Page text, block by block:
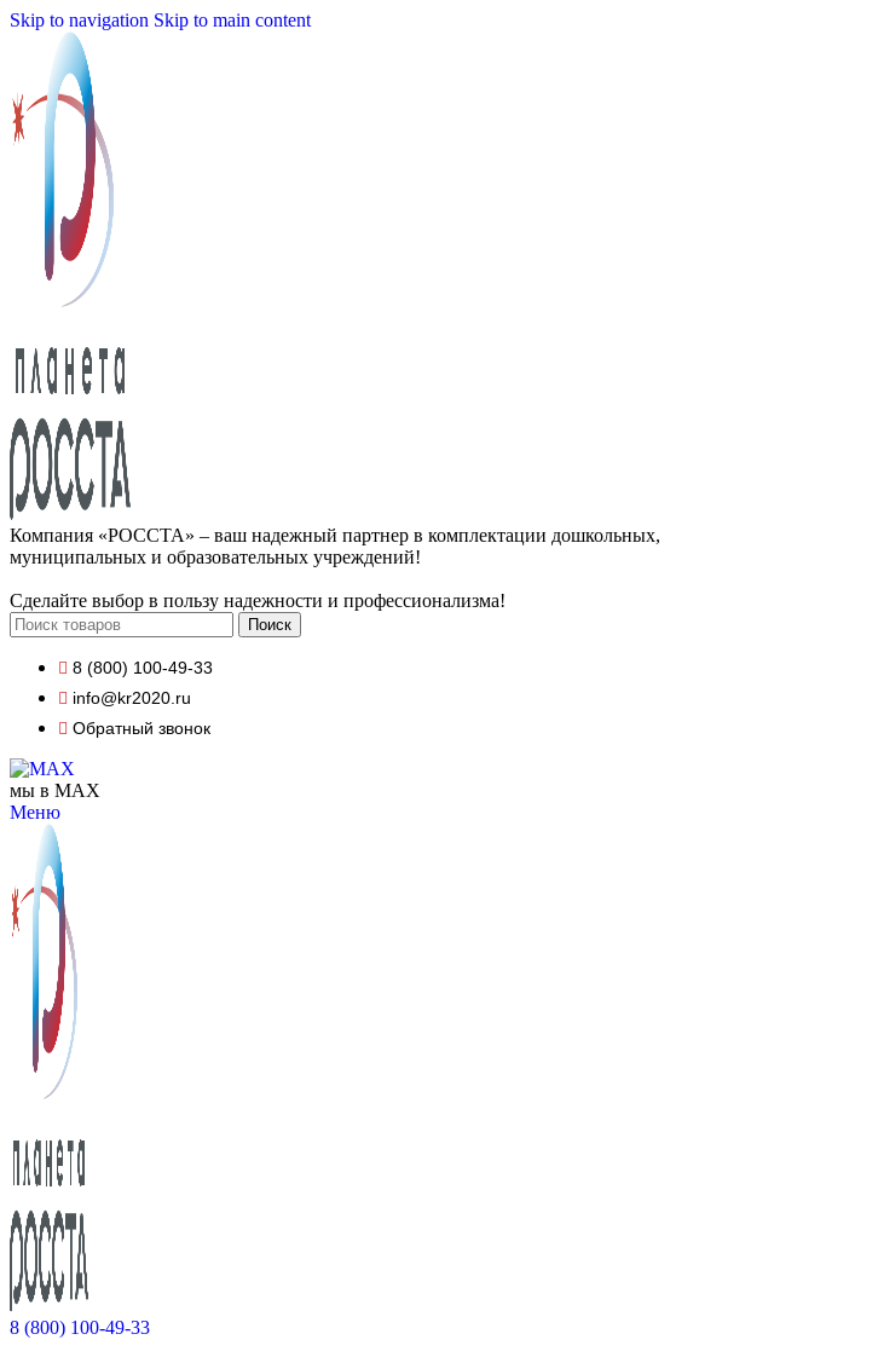
Skip to navigation Skip to main content
Компания «РОССТА» – ваш надежный партнер в комплектации дошкольных,
муниципальных и образовательных учреждений!
Сделайте выбор в пользу надежности и профессионализма!
Поиск
8 (800) 100-49-33
info@kr2020.ru
Обратный звонок
мы в MAX
Меню
8 (800) 100-49-33